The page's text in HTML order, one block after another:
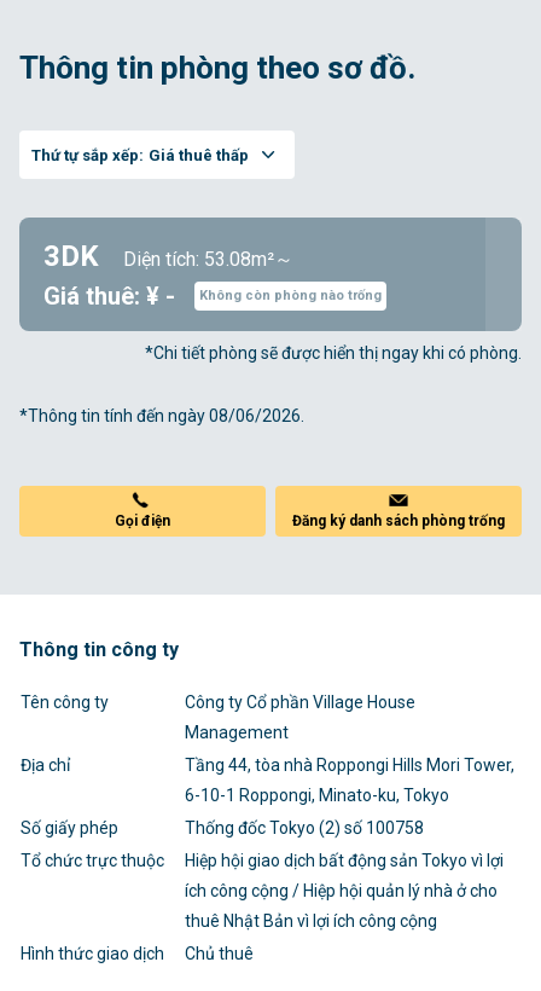
Thông tin phòng theo sơ đồ.
Thứ tự sắp xếp: Giá thuê thấp
3DK Diện tích: 53.08m²～
Giá thuê: ¥ - Không còn phòng nào trống
*Chi tiết phòng sẽ được hiển thị ngay khi có phòng.
*Thông tin tính đến ngày 08/06/2026.
Gọi điện Đăng ký danh sách phòng trống
Thông tin công ty
Tên công ty
Công ty Cổ phần Village House
Management
Địa chỉ
Tầng 44, tòa nhà Roppongi Hills Mori Tower,
6-10-1 Roppongi, Minato-ku, Tokyo
Số giấy phép
Thống đốc Tokyo (2) số 100758
Tổ chức trực thuộc
Hiệp hội giao dịch bất động sản Tokyo vì lợi
ích công cộng / Hiệp hội quản lý nhà ở cho
thuê Nhật Bản vì lợi ích công cộng
Hình thức giao dịch
Chủ thuê